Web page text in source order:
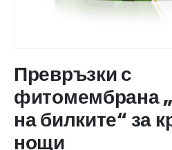
Превръзки с
фитомембрана
на билките“ за
нощи